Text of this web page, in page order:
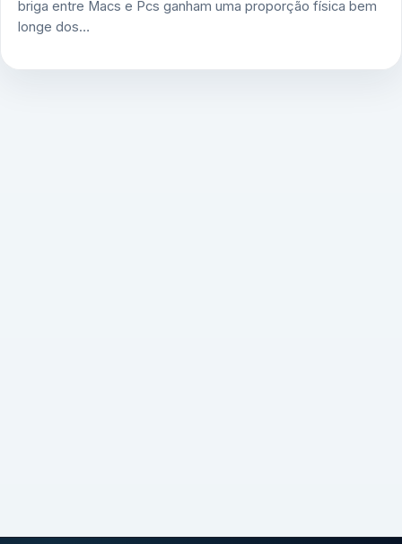
briga entre Macs e Pcs ganham uma proporção física bem
longe dos…